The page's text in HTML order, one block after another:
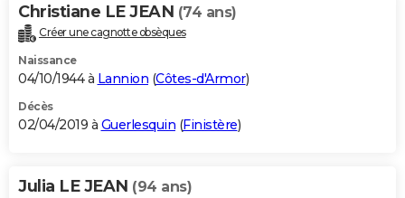
Christiane LE JEAN (74 ans)
Créer une cagnotte obsèques
Naissance
04/10/1944 à Lannion (Côtes-d'Armor)
Décès
02/04/2019 à Guerlesquin (Finistère)
Julia LE JEAN (94 ans)